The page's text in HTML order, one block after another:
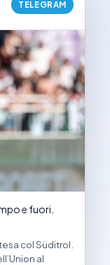
TELEGRAM
e fuori.
col Süditrol.
al